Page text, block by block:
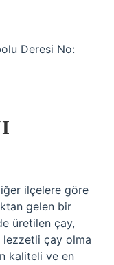
Deresi No:
ilçelere göre
gelen bir
üretilen çay,
çay olma
kaliteli ve en